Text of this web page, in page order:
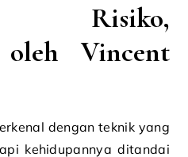
Risiko,
Vincent
dengan teknik yang
kehidupannya ditandai